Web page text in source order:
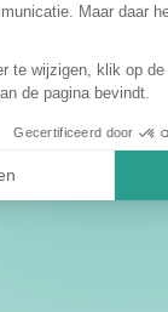
Maar daar
te wijzigen, klik op
de pagina bevindt.
Gecertificeerd door
formulier om je